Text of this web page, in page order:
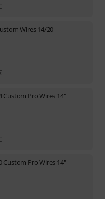
Wires 14/20
Custom Pro Wires 14"
Custom Pro Wires 14"